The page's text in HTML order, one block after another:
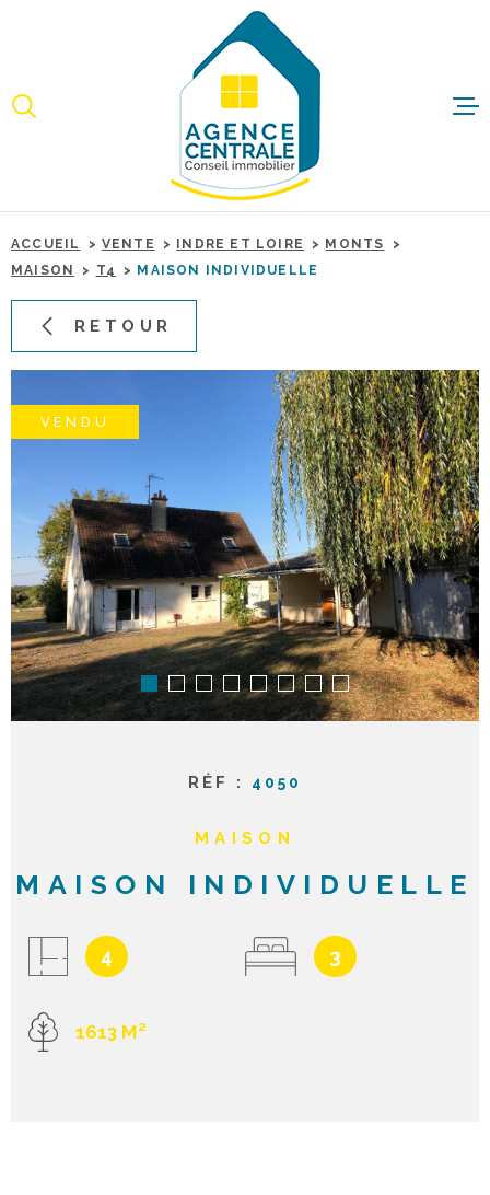
recherche
principal
BIENS
NOTRE
ACCUEIL VENTE INDRE ET LOIRE
MONTS
MAISON
T4 MAISON INDIVIDUELLE
RETOUR
VENDU
RÉF : 4050
MAISON
MAISON INDIVIDUELLE
4 3
1613 M²